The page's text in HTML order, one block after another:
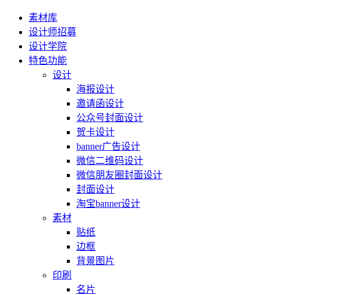
素材库
设计师招募
设计学院
特色功能
设计
海报设计
邀请函设计
公众号封面设计
贺卡设计
banner广告设计
微信二维码设计
微信朋友圈封面设计
封面设计
淘宝banner设计
素材
贴纸
边框
背景图片
印刷
名片